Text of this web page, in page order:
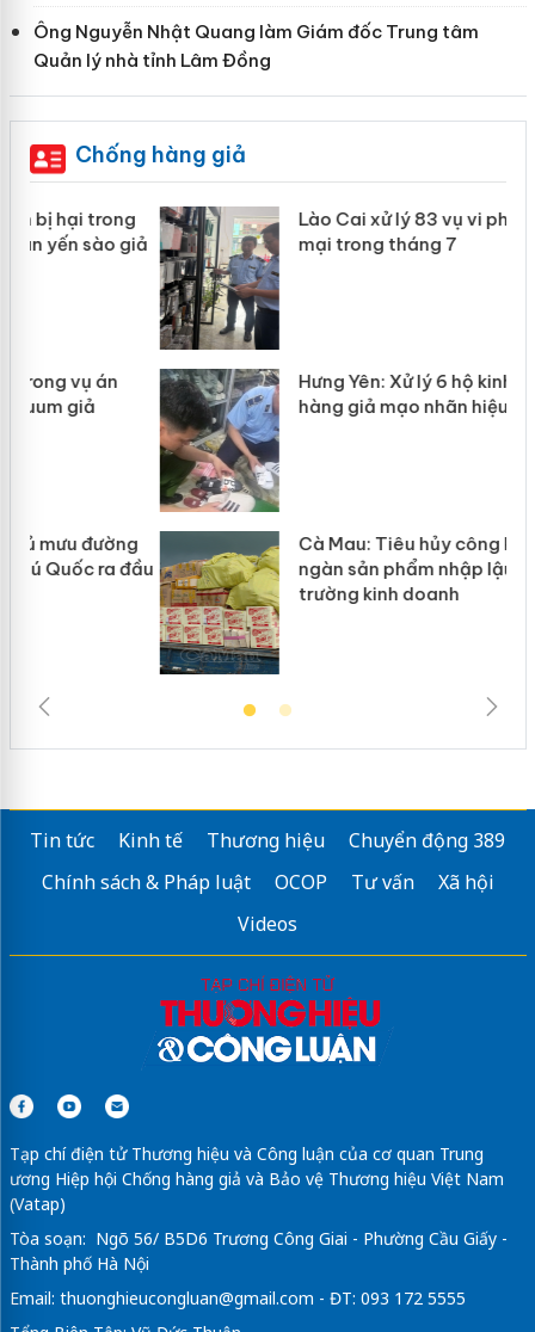
Ông Nguyễn Nhật Quang làm Giám đốc Trung tâm
Quản lý nhà tỉnh Lâm Đồng
Chống hàng giả
Lào Cai xử lý 83 vụ vi phạm thương
mại trong tháng 7
Hưng Yên: Xử lý 6 hộ kinh doanh bán
hàng giả mạo nhãn hiệu Adidas, Nike
Cà Mau: Tiêu hủy công khai hàng
ngàn sản phẩm nhập lậu, bảo vệ môi
trường kinh doanh
Tin tức Kinh tế Thương hiệu
Chuyển động 389
Chính sách & Pháp luật
OCOP Tư vấn
Xã hội
Videos
Tạp chí điện tử Thương hiệu và Công luận của cơ quan Trung
ương Hiệp hội Chống hàng giả và Bảo vệ Thương hiệu Việt Nam
(Vatap)
Tòa soạn: Ngõ 56/ B5D6 Trương Công Giai - Phường Cầu Giấy -
Thành phố Hà Nội
Email: thuonghieucongluan@gmail.com - ĐT: 093 172 5555